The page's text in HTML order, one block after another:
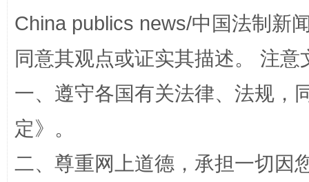
China publics news/中国法制新
同意其观点或证实其描述。 注
一、遵守各国有关法律、法规，
定》。
二、尊重网上道德，承担一切因